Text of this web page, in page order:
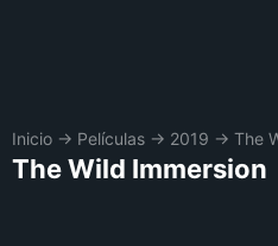
Inicio → Películas → 2019 → The
The Wild Immersion